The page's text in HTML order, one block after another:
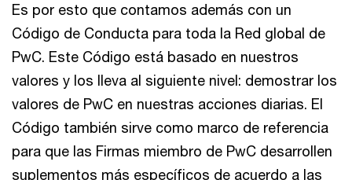
Es por esto que contamos además con un
Código de Conducta para toda la Red global de
PwC. Este Código está basado en nuestros
valores y los lleva al siguiente nivel: demostrar los
valores de PwC en nuestras acciones diarias. El
Código también sirve como marco de referencia
para que las Firmas miembro de PwC desarrollen
suplementos más específicos de acuerdo a las